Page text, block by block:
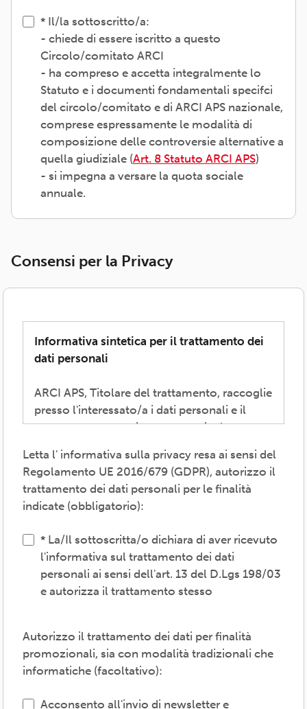
Il/la sottoscritto/a:
- chiede di essere iscritto a questo
Circolo/comitato ARCI
- ha compreso e accetta integralmente lo
Statuto e i documenti fondamentali specifci
del circolo/comitato e di ARCI APS nazionale,
comprese espressamente le modalità di
composizione delle controversie alternative a
quella giudiziale (Art. 8 Statuto ARCI APS)
- si impegna a versare la quota sociale
annuale.
Consensi per la Privacy
Informativa sintetica per il trattamento dei
dati personali
ARCI APS, Titolare del trattamento, raccoglie
presso l'interessato/a i dati personali e il
consenso necessari per consentire la
perseguire i valori propri del movimento
ARCI e affermati negli atti associativi
fondamentali -anche mediante attività,
convenzioni e servizi-, provvedere agli
vigenti, inviare comunicazioni promozionali.
Il trattamento verrà effettuato: con modalità
cartacea e/o informatica; in modo lecito,
interni e/o comunicando i dati a soggetti
esterni (amministrazioni/autorità; fornitori di
specifici servizi di supporto -es. consulenza
promossi, partecipati o convenzionati).
Letta l' informativa sulla privacy resa ai sensi del
Regolamento UE 2016/679 (GDPR), autorizzo il
trattamento dei dati personali per le finalità
indicate (obbligatorio):
La/Il sottoscritta/o dichiara di aver ricevuto
l'informativa sul trattamento dei dati
personali ai sensi dell'art. 13 del D.Lgs 198/03
e autorizza il trattamento stesso
Autorizzo il trattamento dei dati per finalità
promozionali, sia con modalità tradizionali che
informatiche (facoltativo):
Acconsento all'invio di newsletter e